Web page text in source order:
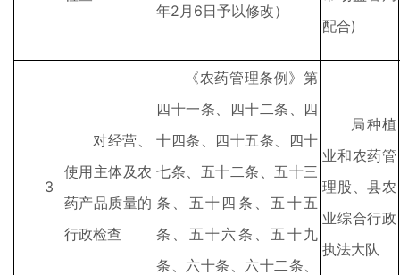
年2月6日予以修改）
配合)
3
对经营、
使用主体及农
药产品质量的
行政检查
《农药管理条例》第
四十一条、四十二条、四
十四条、四十五条、四十
七条、五十二条、五十三
条、五十四条、五十五
条、五十六条、五十九
条、六十条、六十二条、
局种植
业和农药管
理股、县农
业综合行政
执法大队